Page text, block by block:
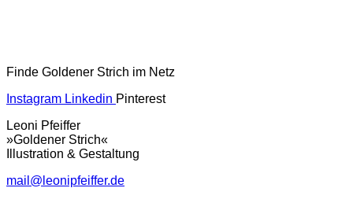
Finde Goldener Strich im Netz
Instagram Linkedin Pinterest
Leoni Pfeiffer
»Goldener Strich«
Illustration & Gestaltung
mail@leonipfeiffer.de